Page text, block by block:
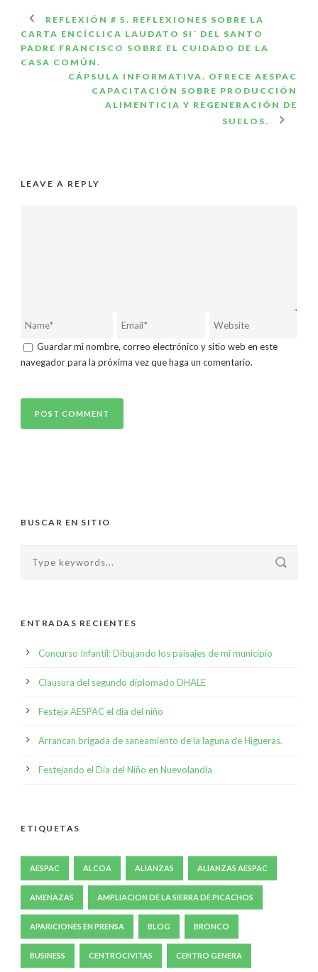
REFLEXIÓN # 5. REFLEXIONES SOBRE LA
CARTA ENCÍCLICA LAUDATO SI´ DEL SANTO
PADRE FRANCISCO SOBRE EL CUIDADO DE LA
CASA COMÚN.
CÁPSULA INFORMATIVA. OFRECE AESPAC
CAPACITACIÓN SOBRE PRODUCCIÓN
ALIMENTICIA Y REGENERACIÓN DE
SUELOS.
LEAVE A REPLY
Guardar mi nombre, correo electrónico y sitio web en este
navegador para la próxima vez que haga un comentario.
BUSCAR EN SITIO
ENTRADAS RECIENTES
Concurso Infantil: Dibujando los paisajes de mi municipio
Clausura del segundo diplomado DHALE
Festeja AESPAC el dia del niño
Arrancan brigada de saneamiento de la laguna de Higueras.
Festejando el Día del Niño en Nuevolandia
ETIQUETAS
AESPAC ALCOA ALIANZAS ALIANZAS AESPAC
AMENAZAS AMPLIACION DE LA SIERRA DE PICACHOS
APARICIONES EN PRENSA BLOG BRONCO
BUSINESS CENTROCIVITAS CENTRO GENERA